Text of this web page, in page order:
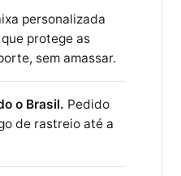
personalizada
protege as
sem amassar.
o Brasil. Pedido
de rastreio até a